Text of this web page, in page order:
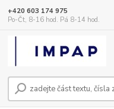
+420 603 174 975
Po-Čt, 8-16 hod. Pá 8-14 hod.